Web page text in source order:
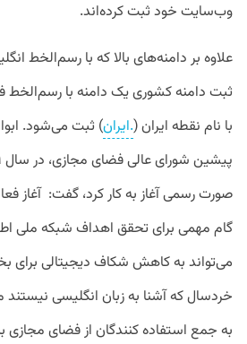
وب‌سایت خود ثبت کرده‌اند.
علاوه بر دامنه‌های بالا که با رسم‌الخط
ثبت دامنه کشوری یک دامنه با رسم‌الخط
با نام نقطه ایران (.ایران) ثبت می‌شود.
صورت رسمی آغاز به کار کرد، گفت: آغاز
گام مهمی برای تحقق اهداف شبکه ملی
می‌تواند به کاهش شکاف دیجیتالی برای
خردسال که آشنا به زبان انگلیسی نیستند
به جمع استفاده کنندگان از فضای مجازی